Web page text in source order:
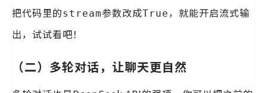
把代码里的stream参数改成True ，就能开启流式输
出，试试看吧！
（二）多轮对话，让聊天更自然